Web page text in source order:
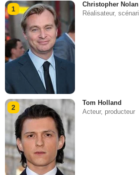
1
Christopher Nolan
Réalisateur,
2
Tom Holland
Acteur, producteur